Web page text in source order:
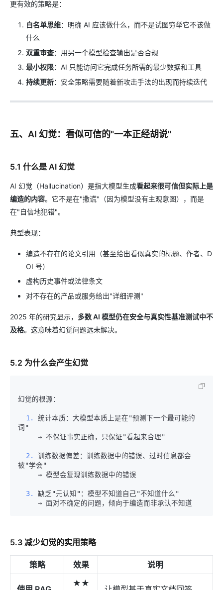
更有效的策略是：
白名单思维：明确 AI 应该做什么，而不是试图穷举它不该做
什么
双重审查：用另一个模型检查输出是否合规
最小权限：AI 只能访问它完成任务所需的最少数据和工具
持续更新：安全策略需要随着新攻击手法的出现而持续迭代
五、AI 幻觉：看似可信的"一本正经胡说"
5.1 什么是 AI 幻觉
AI 幻觉（Hallucination）是指大模型生成看起来很可信但实际上是
编造的内容。它不是在"撒谎"（因为模型没有主观意图），而是
在"自信地犯错"。
典型表现：
编造不存在的论文引用（甚至给出看似真实的标题、作者、D
OI 号）
虚构历史事件或法律条文
对不存在的产品或服务给出"详细评测"
2025 年的研究显示， 多数 AI 模型仍在安全与真实性基准测试中不
及格。这意味着幻觉问题远未解决。
5.2 为什么会产生幻觉
幻觉的根源：
  1.
统计本质：大模型本质上是在"预测下一个最可能的
  2.
训练数据偏差：训练数据中的错误、过时信息都会
  3.
5.3 减少幻觉的实用策略
策略 效果 说明
★★